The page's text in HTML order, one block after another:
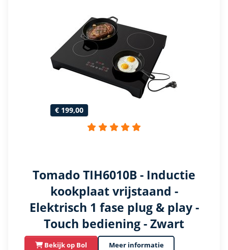
€ 199,00
Tomado TIH6010B - Inductie
kookplaat vrijstaand -
Elektrisch 1 fase plug & play -
Touch bediening - Zwart
Bekijk op Bol Meer informatie